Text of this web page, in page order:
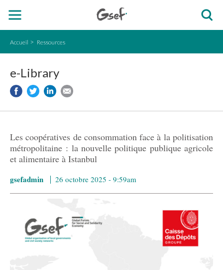
Accueil Ressources
e-Library
Les coopératives de consommation face à la politisation
métropolitaine : la nouvelle politique publique agricole
et alimentaire à Istanbul
gsefadmin 26 octobre 2025 - 9:59am